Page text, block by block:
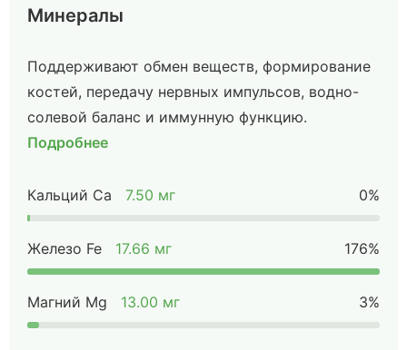
Минералы
Поддерживают обмен веществ, формирование
костей, передачу нервных импульсов, водно-
солевой баланс и иммунную функцию.
Подробнее
Кальций Ca 7.50 мг 0%
Железо Fe 17.66 мг 176%
Магний Mg 13.00 мг 3%